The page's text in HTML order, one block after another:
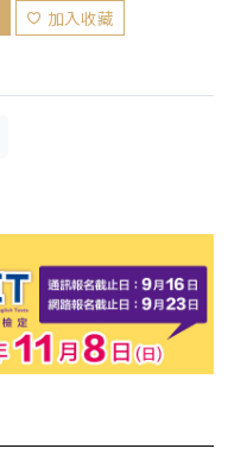
加入收藏